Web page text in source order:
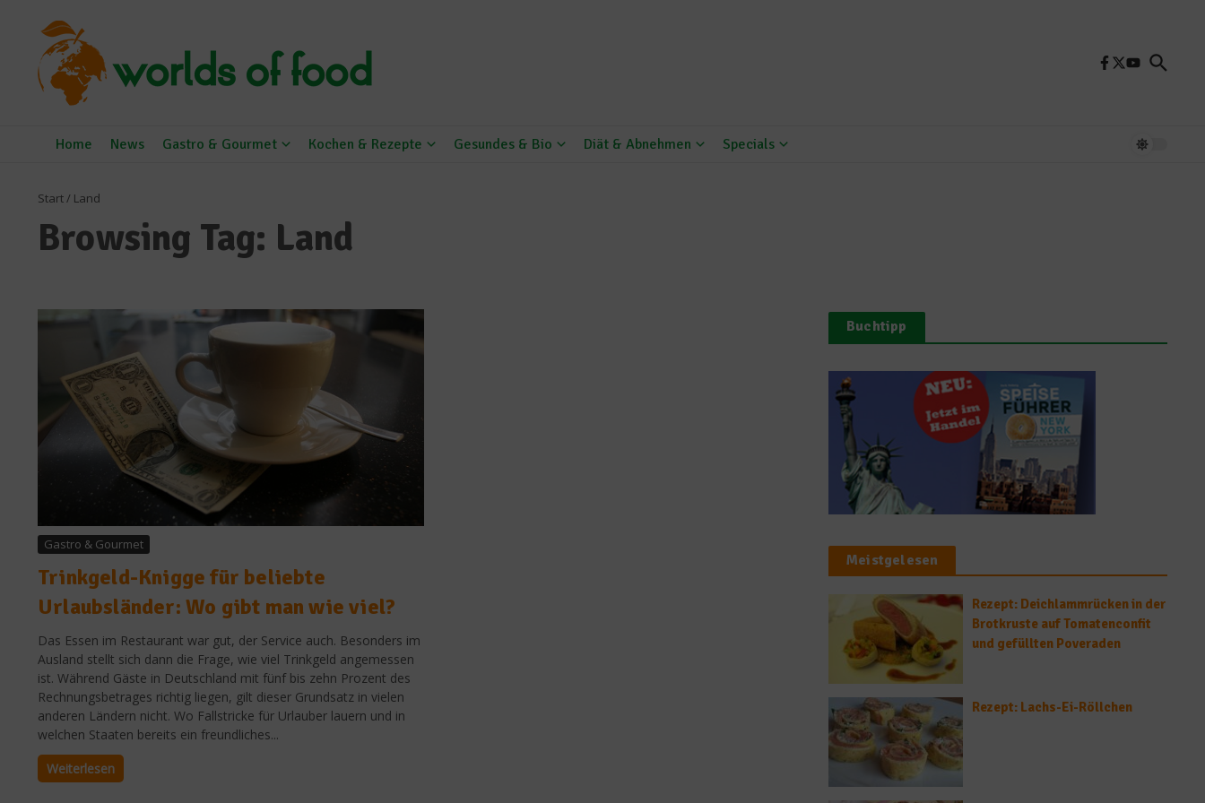
Home News Gastro & Gourmet Kochen & Rezepte Gesundes & Bio Diät & Abnehmen Specials
Start/ Land
Browsing Tag: Land
Gastro & Gourmet
Trinkgeld-Knigge für beliebte
Urlaubsländer: Wo gibt man wie viel?
Das Essen im Restaurant war gut, der Service auch. Besonders im
Ausland stellt sich dann die Frage, wie viel Trinkgeld angemessen
ist. Während Gäste in Deutschland mit fünf bis zehn Prozent des
Rechnungsbetrages richtig liegen, gilt dieser Grundsatz in vielen
anderen Ländern nicht. Wo Fallstricke für Urlauber lauern und in
welchen Staaten bereits ein freundliches...
Weiterlesen
Buchtipp
Meistgelesen
Rezept: Deichlammrücken in der
Brotkruste auf Tomatenconfit
und gefüllten Poveraden
Rezept: Lachs-Ei-Röllchen